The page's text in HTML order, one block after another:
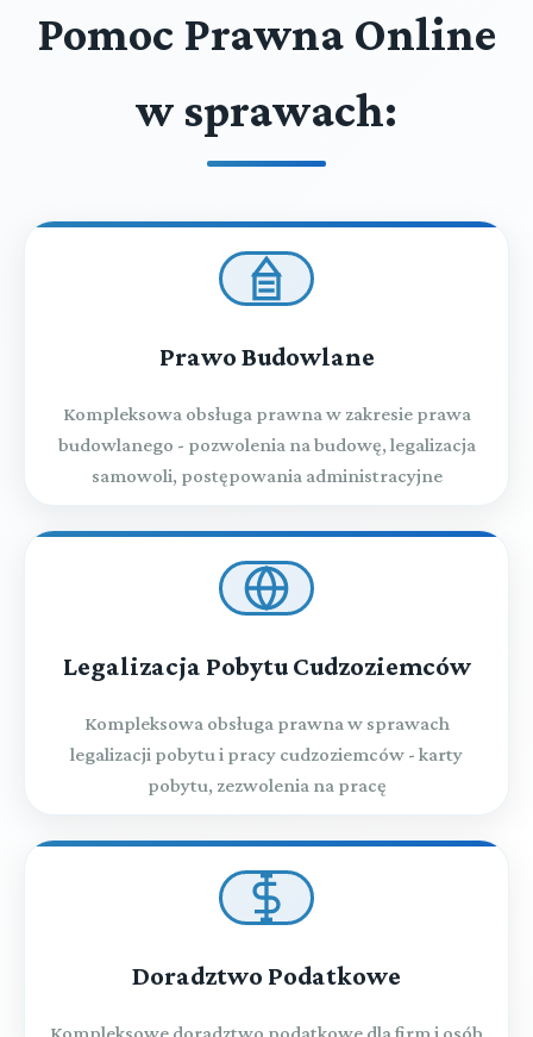
Pomoc Prawna Online
w sprawach:
Prawo Budowlane
Kompleksowa obsługa prawna w zakresie prawa
budowlanego - pozwolenia na budowę, legalizacja
samowoli, postępowania administracyjne
Legalizacja Pobytu Cudzoziemców
Kompleksowa obsługa prawna w sprawach
legalizacji pobytu i pracy cudzoziemców - karty
pobytu, zezwolenia na pracę
Doradztwo Podatkowe
Kompleksowe doradztwo podatkowe dla firm i osób